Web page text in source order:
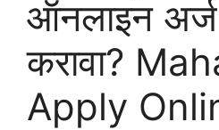
ऑनलाइन
करावा?
Apply